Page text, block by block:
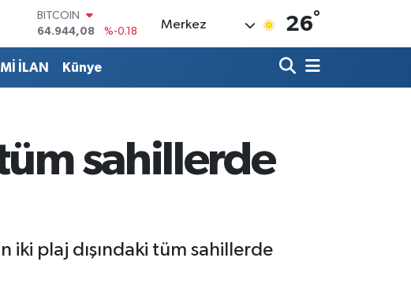
EURO
55,2510
%0.32
6660.55
%0.03
Merkez 26°
İLAN Künye
sahillerde
iki plaj dışındaki tüm sahillerde